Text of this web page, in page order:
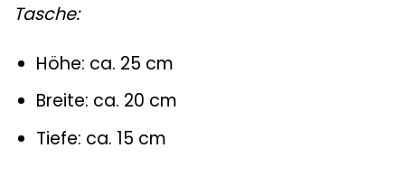
Tasche:
Höhe: ca. 25 cm
Breite: ca. 20 cm
Tiefe: ca. 15 cm